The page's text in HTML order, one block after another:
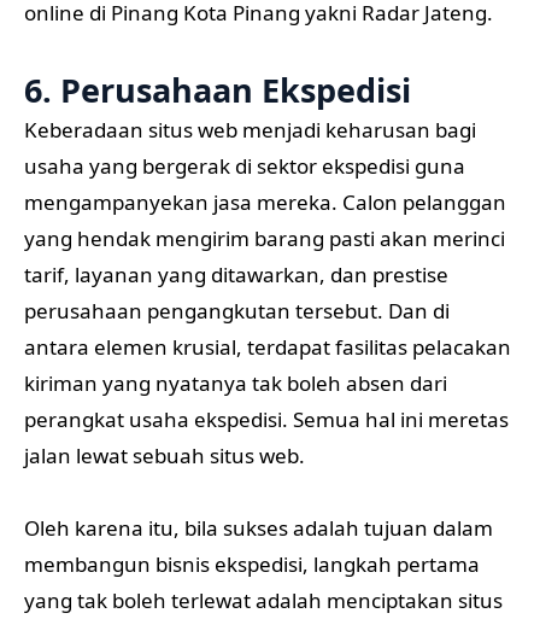
online di Pinang Kota Pinang yakni Radar Jateng.
6. Perusahaan Ekspedisi
Keberadaan situs web menjadi keharusan bagi
usaha yang bergerak di sektor ekspedisi guna
mengampanyekan jasa mereka. Calon pelanggan
yang hendak mengirim barang pasti akan merinci
tarif, layanan yang ditawarkan, dan prestise
perusahaan pengangkutan tersebut. Dan di
antara elemen krusial, terdapat fasilitas pelacakan
kiriman yang nyatanya tak boleh absen dari
perangkat usaha ekspedisi. Semua hal ini meretas
jalan lewat sebuah situs web.
Oleh karena itu, bila sukses adalah tujuan dalam
membangun bisnis ekspedisi, langkah pertama
yang tak boleh terlewat adalah menciptakan situs